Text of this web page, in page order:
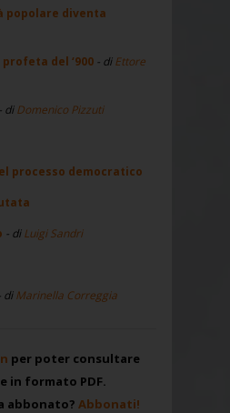
popolare diventa
del ‘900 - diEttore
- diDomenico Pizzuti
processo democratico
- diLuigi Sandri
- diMarinella Correggia
per poter consultare
in formato PDF.
abbonato? Abbonati!